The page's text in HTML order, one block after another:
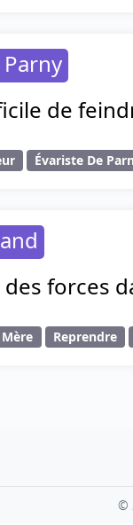
de
Évariste De
forces
Mère Reprendre
©